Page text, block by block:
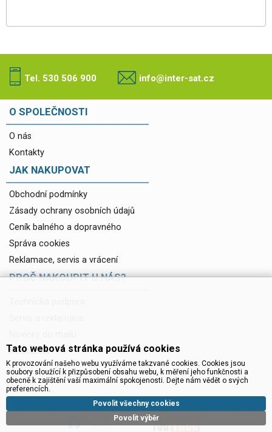
Tel. 530 506 900 info@inter-sat.cz
O SPOLEČNOSTI
O nás
Kontakty
JAK NAKUPOVAT
Obchodní podmínky
Zásady ochrany osobních údajů
Ceník balného a dopravného
Správa cookies
Reklamace, servis a vrácení
PROČ NAKOUPIT U NÁS?
Ke stažení
Tato webová stránka používá cookies
K provozování našeho webu využíváme takzvané cookies. Cookies jsou
soubory sloužící k přizpůsobení obsahu webu, k měření jeho funkčnosti a
obecně k zajištění vaší maximální spokojenosti. Dejte nám vědět o svých
preferencích.
Povolit výběr
Povolit všechny cookies